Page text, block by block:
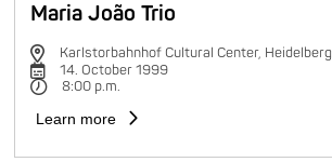
Maria João Trio
Karlstorbahnhof Cultural Center, Heidelberg
14. October 1999
8:00 p.m.
Learn more